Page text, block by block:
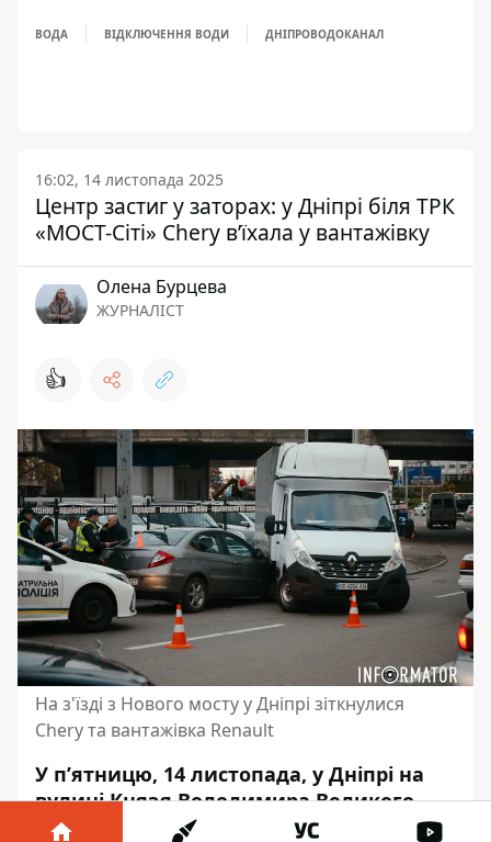
ВОДА ВІДКЛЮЧЕННЯ ВОДИ ДНІПРОВОДОКАНАЛ
16:02, 14 листопада 2025
Центр застиг у заторах: у Дніпрі біля ТРК
«МОСТ-Сіті» Chery вʼїхала у вантажівку
Олена Бурцева
ЖУРНАЛІСТ
👍
На з'їзді з Нового мосту у Дніпрі зіткнулися
Chery та вантажівка Renault
У пʼятницю, 14 листопада, у Дніпрі на
вулиці Князя Володимира Великого
сталася ДТП. Біля ТРК «МОСТ-Сіті» Chery